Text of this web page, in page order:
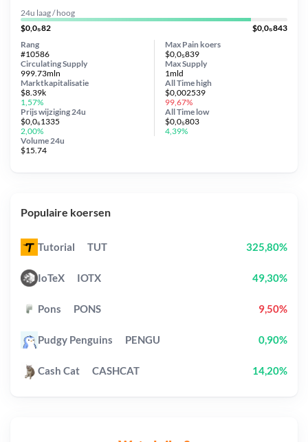
24u laag / hoog
$0,0₅82
$0,0₅843
Max Pain koers
$0,0₅839
Circulating Supply
999.73mln
Prijs wijziging 24u
$0,0₆1335
2,00%
Max Supply
1mld
Marktkapitalisatie
$8.39k
1,57%
Volume 24u
$15.74
Rang
#10586
All Timehigh
$0,002539
99,67%
All Time low
$0,0₅803
4,39%
Populaire koersen
Tutorial TUT 325,80%
IoTeX IOTX 49,30%
Pons PONS 9,50%
Pudgy Penguins PENGU 0,90%
Cash Cat CASHCAT 14,20%